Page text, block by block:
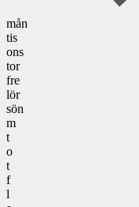
mån
tis
ons
tor
fre
lör
sön
m
t
o
t
f
l